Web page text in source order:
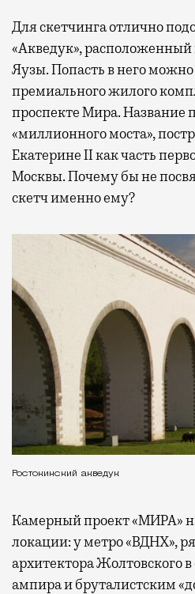
Для скетчинга отлично
«Акведук», расположенный
Яузы. Попасть в него
премиального жилого
проспекте Мира. Название
«миллионного моста»,
Екатерине II как часть
Москвы. Почему бы не
скетч именно ему?
Ростокинский акведук
Камерный проект «МИРА»
локации: у метро «ВДНХ»,
архитектора Жолтовского в
ампира и бруталистским